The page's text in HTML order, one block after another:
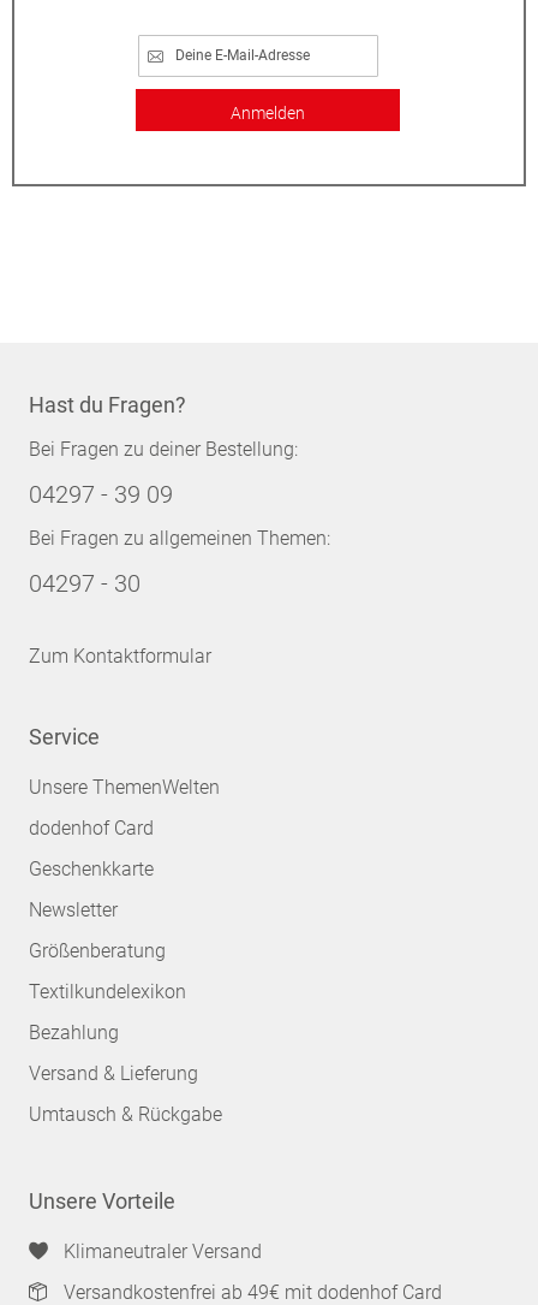
Anmelden
Hast du Fragen?
Bei Fragen zu deiner Bestellung:
04297 - 39 09
Bei Fragen zu allgemeinen Themen:
04297 - 30
Zum Kontaktformular
Service
Unsere ThemenWelten
dodenhof Card
Geschenkkarte
Newsletter
Größenberatung
Textilkundelexikon
Bezahlung
Versand & Lieferung
Umtausch & Rückgabe
Unsere Vorteile
Klimaneutraler Versand
Versandkostenfrei ab 49€ mit dodenhof Card